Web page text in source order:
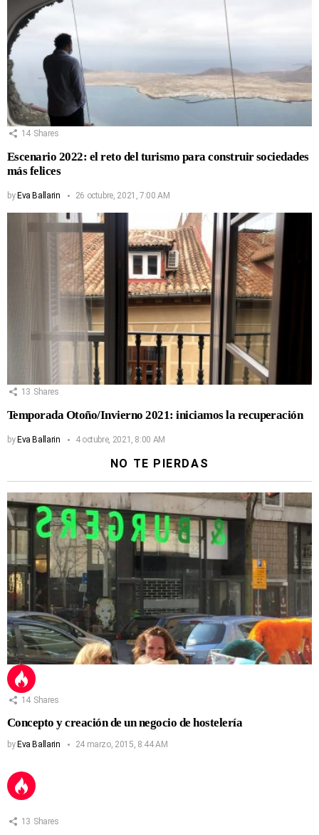
14 Shares
Escenario 2022: el reto del turismo para construir sociedades
más felices
by Eva Ballarin 26 octubre, 2021, 7:00 AM
13 Shares
Temporada Otoño/Invierno 2021: iniciamos la recuperación
byEva Ballarin 4 octubre, 2021, 8:00 AM
NO TE PIERDAS
14 Shares
Concepto y creación de un negocio de hostelería
by Eva Ballarin 24 marzo, 2015, 8:44 AM
13 Shares